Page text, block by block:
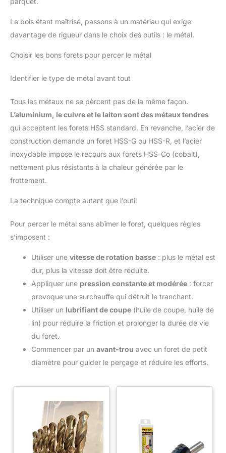
Le bois étant maîtrisé, passons à un matériau qui exige
davantage de rigueur dans le choix des outils : le métal.
Choisir les bons forets pour percer le métal
Identifier le type de métal avant tout
Tous les métaux ne se pèrcent pas de la même façon.
L’aluminium, le cuivre et le laiton sont des métaux tendres
qui acceptent les forets HSS standard. En revanche, l’acier de
construction demande un foret HSS-G ou HSS-R, et l’acier
inoxydable impose le recours aux forets HSS-Co (cobalt),
nettement plus résistants à la chaleur générée par le
frottement.
La technique compte autant que l’outil
Pour percer le métal sans abîmer le foret, quelques règles
s’imposent :
Utiliser une vitesse de rotation basse : plus le métal est
dur, plus la vitesse doit être réduite.
Appliquer une pression constante et modérée : forcer
provoque une surchauffe qui détruit le tranchant.
Utiliser un lubrifiant de coupe (huile de coupe, huile de
lin) pour réduire la friction et prolonger la durée de vie
du foret.
Commencer par un avant-trou avec un foret de petit
diamètre pour guider le perçage et réduire les efforts.